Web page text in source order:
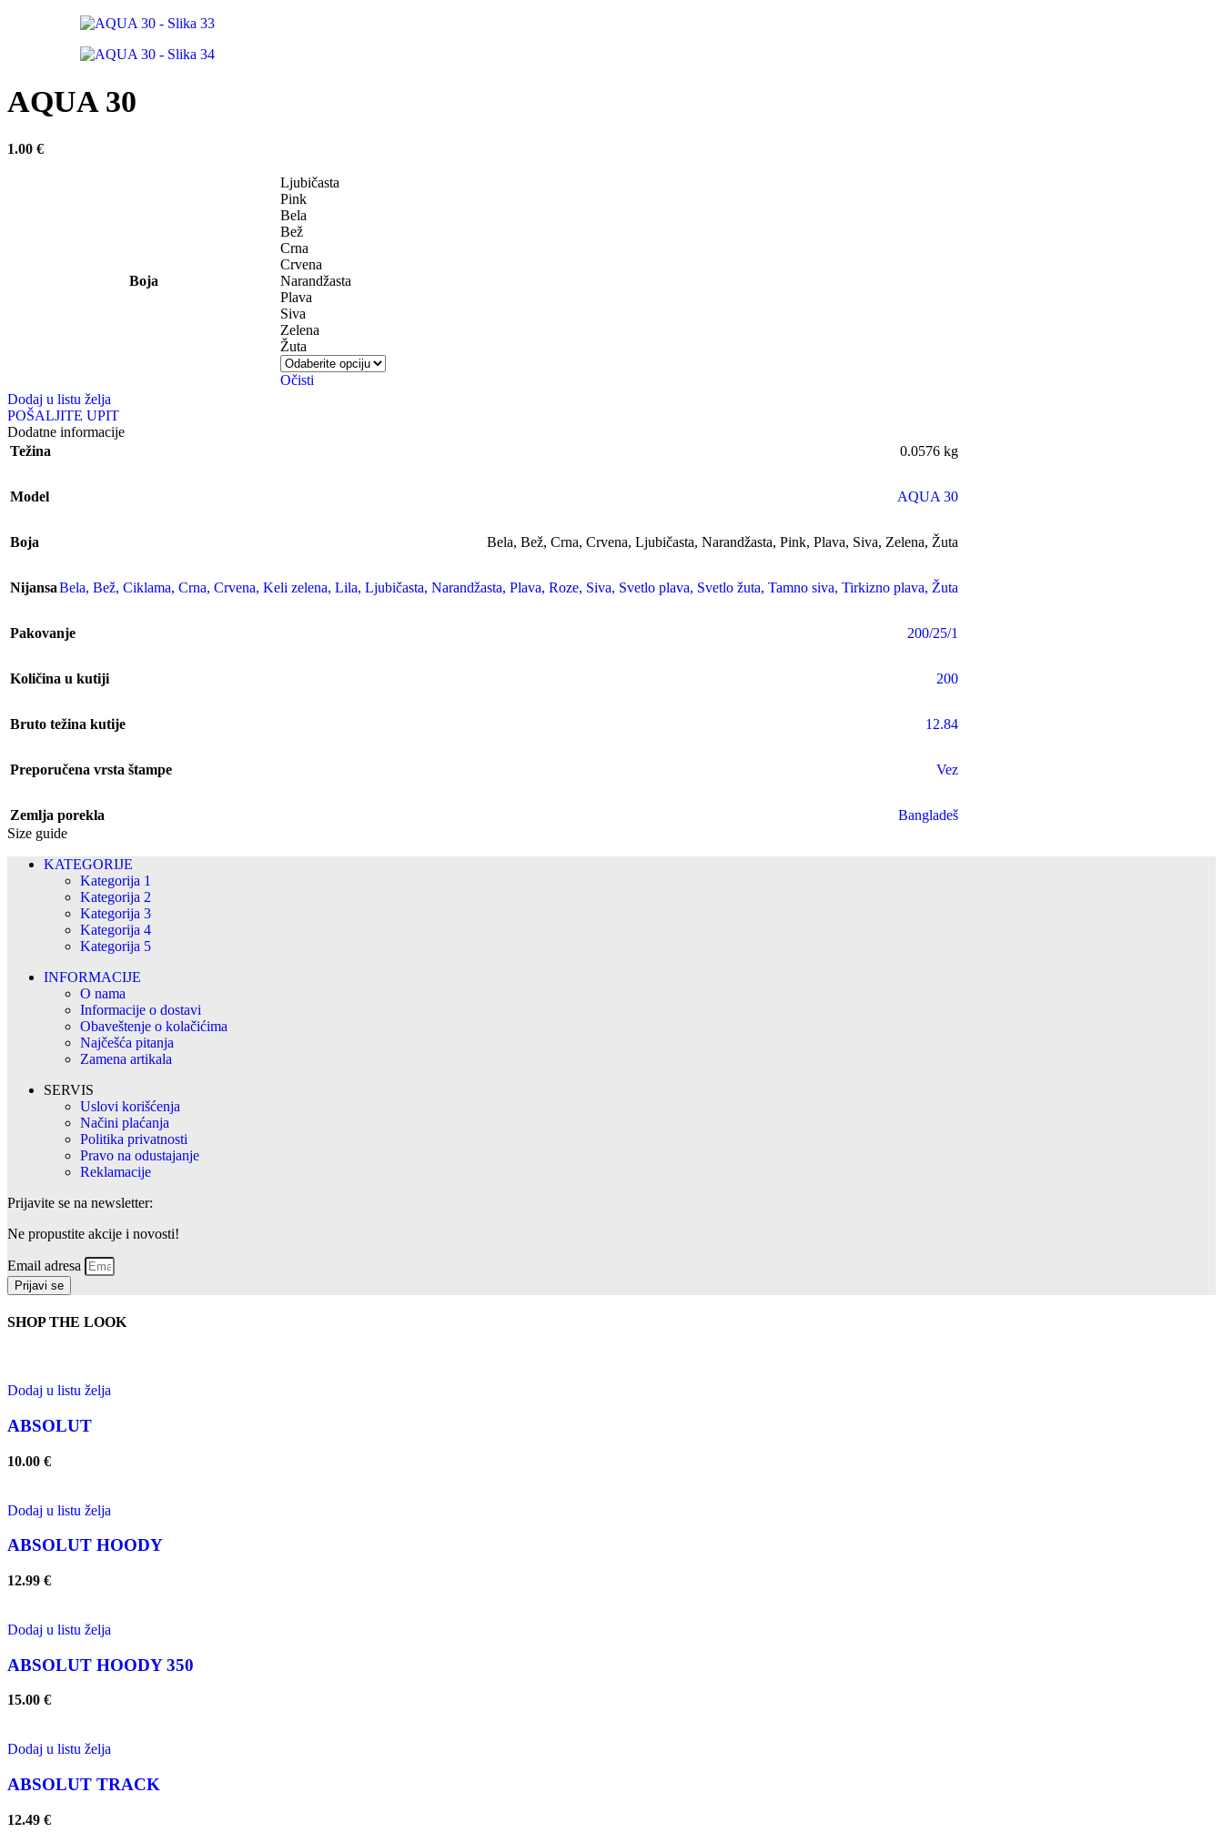
AQUA 30
1.00 €
Boja
Ljubičasta
Pink
Bela
Bež
Crna
Crvena
Narandžasta
Plava
Siva
Zelena
Žuta
Očisti
Dodaj u listu želja
POŠALJITE UPIT
Dodatne informacije
Težina
0.0576 kg
Model AQUA 30
Boja Bela, Bež, Crna, Crvena, Ljubičasta, Narandžasta, Pink, Plava, Siva, Zelena, Žuta
NijansaBela, Bež, Ciklama, Crna, Crvena, Keli zelena, Lila, Ljubičasta, Narandžasta, Plava, Roze, Siva, Svetlo plava, Svetlo žuta, Tamno siva, Tirkizno plava, Žuta
Pakovanje 200/25/1
Količina u kutiji 200
Bruto težina kutije 12.84
Preporučena vrsta štampe Vez
Zemlja porekla
Bangladeš
Size guide
KATEGORIJE
Kategorija 1
Kategorija 2
Kategorija 3
Kategorija 4
Kategorija 5
INFORMACIJE
O nama
Informacije o dostavi
Obaveštenje o kolačićima
Najčešća pitanja
Zamena artikala
SERVIS
Uslovi korišćenja
Načini plaćanja
Politika privatnosti
Pravo na odustajanje
Reklamacije
Prijavite se na newsletter:
Ne propustite akcije i novosti!
Email adresa
Prijavi se
SHOP THE LOOK
Dodaj u listu želja
ABSOLUT
10.00 €
Dodaj u listu želja
ABSOLUT HOODY
12.99 €
Dodaj u listu želja
ABSOLUT HOODY 350
15.00 €
Dodaj u listu želja
ABSOLUT TRACK
12.49 €